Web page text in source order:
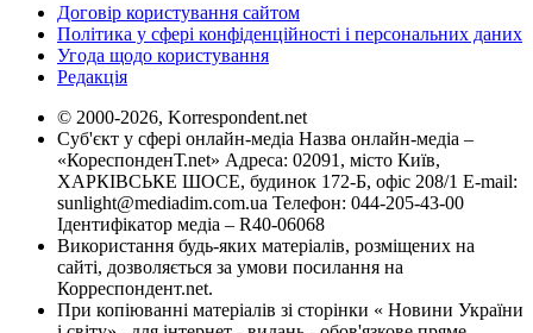
Договір користування сайтом
Політика у сфері конфіденційності і персональних даних
Угода щодо користування
Редакція
© 2000-2026, Korrespondent.net
Суб'єкт у сфері онлайн-медіа Назва онлайн-медіа –
«КореспонденТ.net» Адреса: 02091, місто Київ,
ХАРКІВСЬКЕ ШОСЕ, будинок 172-Б, офіс 208/1 E-mail:
sunlight@mediadim.com.ua Телефон: 044-205-43-00
Ідентифікатор медіа – R40-06068
Використання будь-яких матеріалів, розміщених на
сайті, дозволяється за умови посилання на
Корреспондент.net.
При копіюванні матеріалів зі сторінки « Новини України